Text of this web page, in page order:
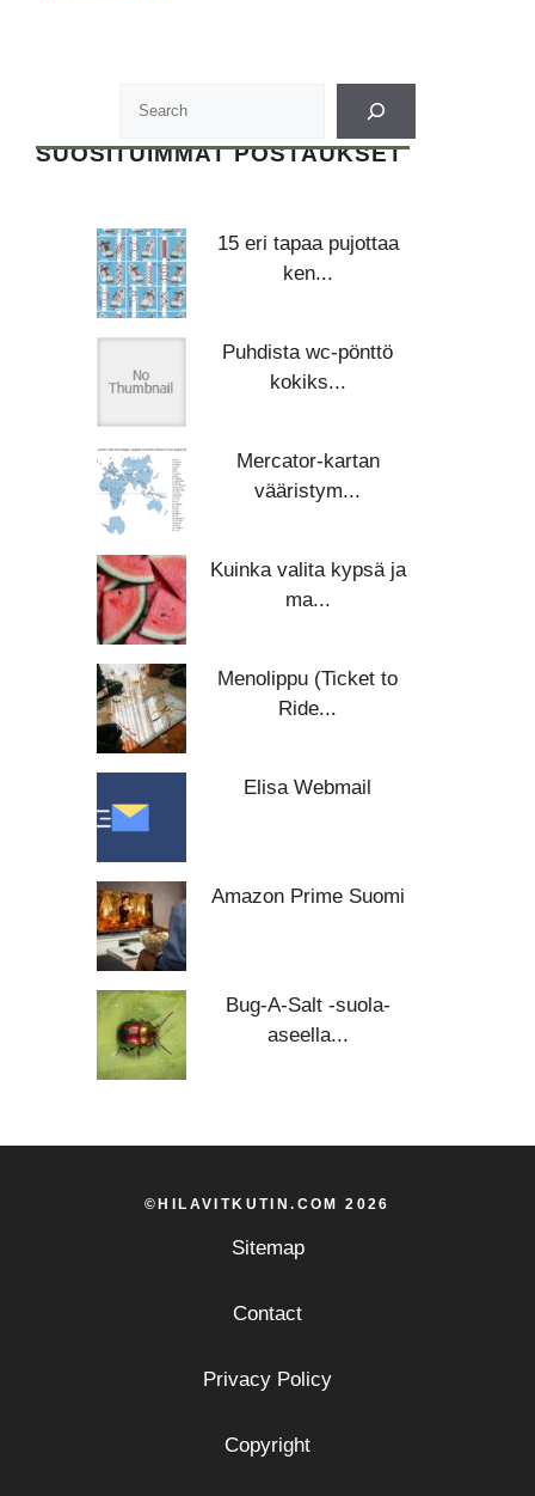
SUOSITUIMMAT POSTAUKSET
15 eri tapaa pujottaa
ken...
Puhdista wc-pönttö
kokiks...
Mercator-kartan
vääristym...
Kuinka valita kypsä ja
ma...
Menolippu (Ticket to
Ride...
Elisa Webmail
Amazon Prime Suomi
Bug-A-Salt -suola-
aseella...
©HILAVITKUTIN.COM 2026
Sitemap
Contact
Privacy Policy
Copyright